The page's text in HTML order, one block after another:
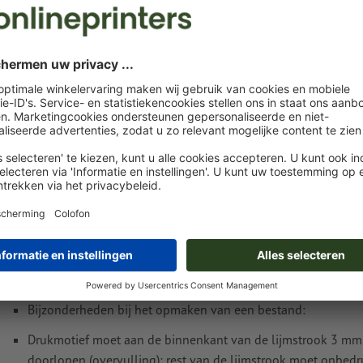
Nu uploaden
Levering circa:
Instructies voor drukgegevens
Vrije invoer formaat
Bijzonderheden bij het opmaken van een bestand:
Drukmotief moet aan de binnenkant van de lijmstrook 3
doorlopen (overvulling); rest van de lijmstrook moet